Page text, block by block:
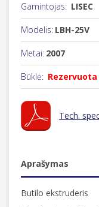
Gamintojas: LISEC
Modelis: LBH-25V
Metai: 2007
Būklė: Rezervuota
Tech.
Aprašymas
Butilo ekstruderis